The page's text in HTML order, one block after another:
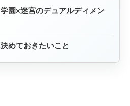
園×迷宮のデュアルディメン
めておきたいこと